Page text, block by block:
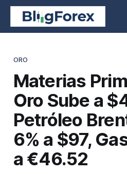
ORO
Materias
Oro Sube a
Petróleo
6% a $97,
a €46.52